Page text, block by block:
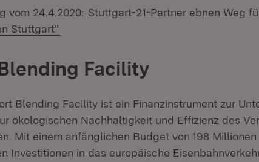
vom 24.4.2020: Stuttgart-21-Partner ebnen Weg
Stuttgart"
Facility
Blending Facility ist ein Finanzinstrument zur
ökologischen Nachhaltigkeit und Effizienz des
Mit einem anfänglichen Budget von 198 Millionen
Investitionen in das europäische